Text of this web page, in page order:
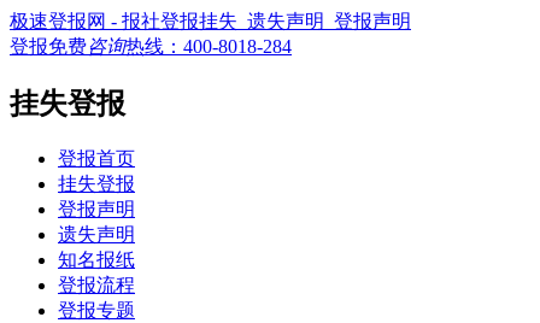
极速登报网 - 报社登报挂失_遗失声明_登报声明
登报免费咨询热线： 400-8018-284
挂失登报
登报首页
挂失登报
登报声明
遗失声明
知名报纸
登报流程
登报专题